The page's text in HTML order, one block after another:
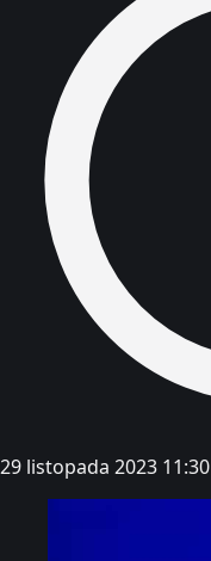
29 listopada 2023 11:30